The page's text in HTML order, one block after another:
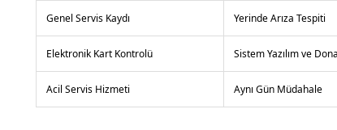
Genel Servis Kaydı Yerinde Arıza Tespiti
Elektronik Kart Kontrolü Sistem Yazılım ve
Acil Servis Hizmeti Aynı Gün Müdahale